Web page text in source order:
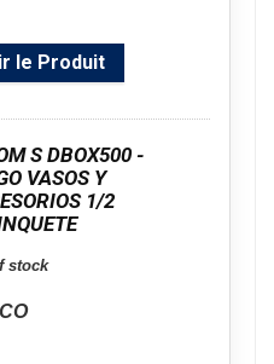
le Produit
S DBOX500 -
VASOS Y
1/2
stock